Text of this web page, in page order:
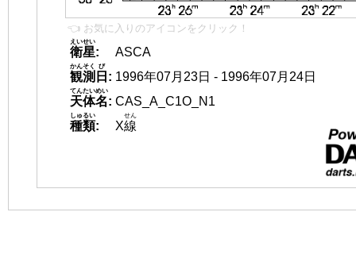
👈 お気に入りのアイコンをクリック！
衛星
えいせい
:
ASCA
観測
かんそく
日
び
: 1996年07月23日 - 1996年07月24日
天体名
てんたいめい
: CAS_A_C1O_N1
種類
しゅるい
: X線
せん